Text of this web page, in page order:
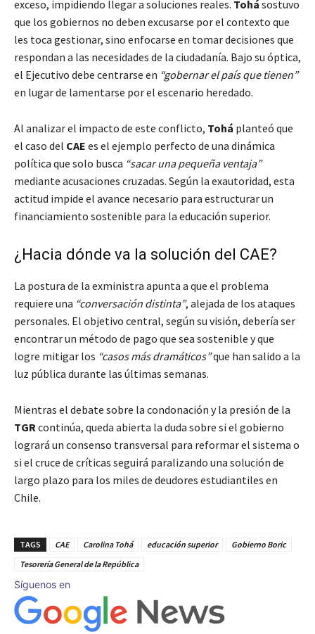
exceso, impidiendo llegar a soluciones reales. Tohá sostuvo
que los gobiernos no deben excusarse por el contexto que
les toca gestionar, sino enfocarse en tomar decisiones que
respondan a las necesidades de la ciudadanía. Bajo su óptica,
el Ejecutivo debe centrarse en “gobernar el país que tienen”
en lugar de lamentarse por el escenario heredado.
Al analizar el impacto de este conflicto, Tohá planteó que
el caso del CAE es el ejemplo perfecto de una dinámica
política que solo busca “sacar una pequeña ventaja”
mediante acusaciones cruzadas. Según la exautoridad, esta
actitud impide el avance necesario para estructurar un
financiamiento sostenible para la educación superior.
¿Hacia dónde va la solución del CAE?
La postura de la exministra apunta a que el problema
requiere una “conversación distinta”, alejada de los ataques
personales. El objetivo central, según su visión, debería ser
encontrar un método de pago que sea sostenible y que
logre mitigar los “casos más dramáticos”que han salido a la
luz pública durante las últimas semanas.
Mientras el debate sobre la condonación y la presión de la
TGRcontinúa, queda abierta la duda sobre si el gobierno
logrará un consenso transversal para reformar el sistema o
si el cruce de críticas seguirá paralizando una solución de
largo plazo para los miles de deudores estudiantiles en
Chile.
TAGS CAE Carolina Tohá educación superior
Gobierno Boric
Tesorería General de la República
Síguenos en